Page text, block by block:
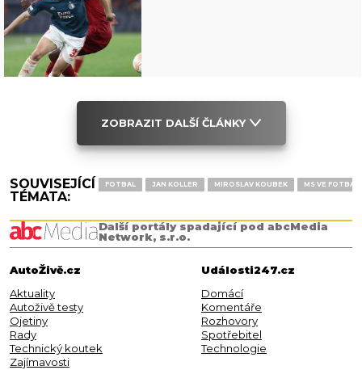
ZOBRAZIT DALŠÍ ČLÁNKY
SOUVISEJÍCÍ
TÉMATA:
FOTBAL JAN KOLLER MIROSLAV KOUBEK MS VE
Další portály spadající pod abcMedia
Network, s.r.o.
AutoŽivě.cz
Aktuality
Autoživě testy
Ojetiny
Rady
Technický koutek
Zajímavosti
Události247.cz
Domácí
Komentáře
Rozhovory
Spotřebitel
Technologie